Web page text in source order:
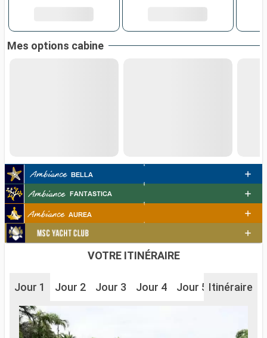
Mes options cabine
VOTRE ITINÉRAIRE
Jour 1 Jour 2 Jour 3 Jour 4 Jour 5 Jour 6
Itinéraire